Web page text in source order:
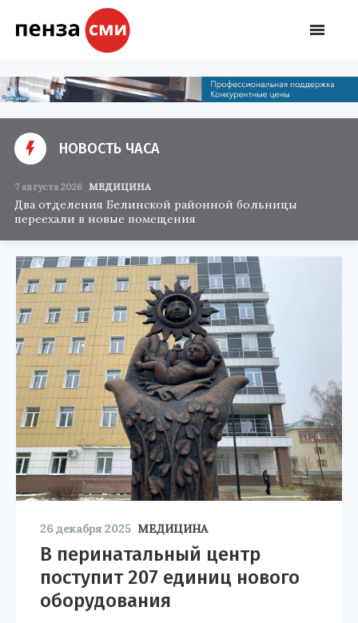
НОВОСТЬ ЧАСА
7 августа 2026 МЕДИЦИНА
Два отделения Белинской районной больницы
переехали в новые помещения
26 декабря 2025 МЕДИЦИНА
В перинатальный центр
поступит 207 единиц нового
оборудования